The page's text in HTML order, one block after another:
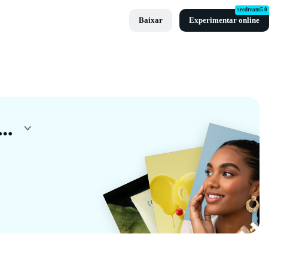
Baixar Experimentar online
seedream5.0
De Criação IA Da CapCut